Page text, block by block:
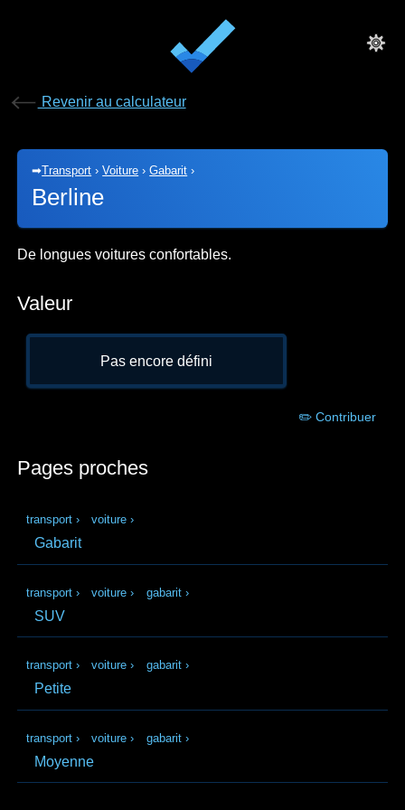
Revenir au calculateur
➡Transport ›Voiture ›Gabarit ›
Berline
De longues voitures confortables.
Valeur
Pas encore défini
✏️ Contribuer
Pages proches
transport › voiture ›
Gabarit
transport › voiture › gabarit ›
SUV
transport › voiture › gabarit ›
Petite
transport › voiture › gabarit ›
Moyenne